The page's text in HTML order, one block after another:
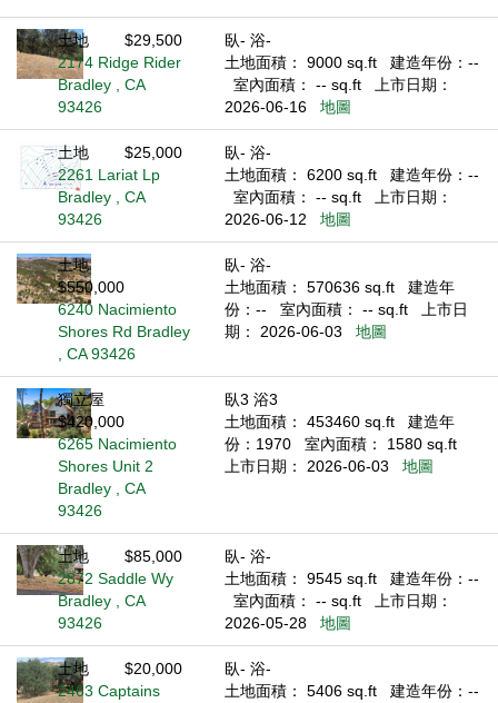
土地
$29,500
2174 Ridge Rider
Bradley , CA
93426
臥- 浴-
土地面積： 9000 sq.ft
建造年份：--
室內面積： -- sq.ft
上市日期：
2026-06-16
地圖
土地
$25,000
2261 Lariat Lp
Bradley , CA
93426
臥- 浴-
土地面積： 6200 sq.ft
建造年份：--
室內面積： -- sq.ft
上市日期：
2026-06-12
地圖
土地
$550,000
6240 Nacimiento
Shores Rd Bradley
, CA 93426
臥- 浴-
土地面積： 570636 sq.ft
建造年
份：--
室內面積： -- sq.ft
上市日
期： 2026-06-03
地圖
獨立屋
$420,000
6265 Nacimiento
Shores Unit 2
Bradley , CA
93426
臥3 浴3
土地面積： 453460 sq.ft
建造年
份：1970
室內面積： 1580 sq.ft
上市日期： 2026-06-03
地圖
土地
$85,000
2872 Saddle Wy
Bradley , CA
93426
臥- 浴-
土地面積： 9545 sq.ft
建造年份：--
室內面積： -- sq.ft
上市日期：
2026-05-28
地圖
土地
$20,000
2463 Captains
臥- 浴-
土地面積： 5406 sq.ft
建造年份：--